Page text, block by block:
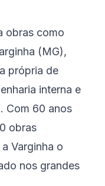
obras como
(MG),
própria de
interna e
Com 60 anos
obras
Varginha o
nos grandes